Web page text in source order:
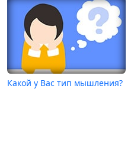
Какой у Вас тип мышления?